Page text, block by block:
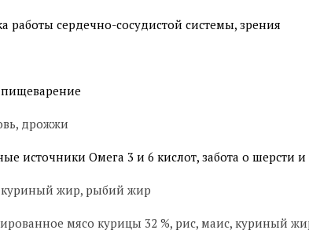
работы сердечно-сосудистой системы, зрения
дрожжи
источники Омега 3 и 6 кислот, забота о шерсти
куриный жир, рыбий жир
мясо курицы 32 %, рис, маис, куриный